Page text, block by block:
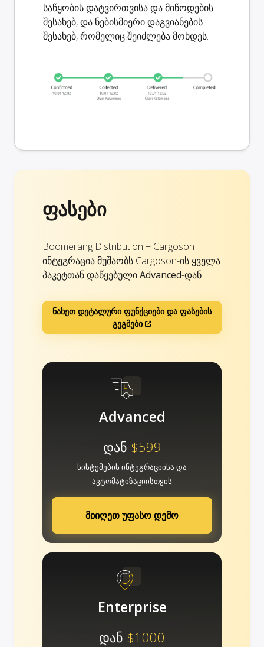
საწყობის დატვირთვისა და მიწოდების
შესახებ, და ნებისმიერი დაგვიანების
შესახებ, რომელიც შეიძლება მოხდეს.
ფასები
Boomerang Distribution + Cargoson
ინტეგრაცია მუშაობს Cargoson-ის ყველა
პაკეტთან დაწყებულიAdvanced-დან.
ნახეთ დეტალური ფუნქციები და ფასების
გეგმები
Advanced
დან $599
სისტემების ინტეგრაციისა და
ავტომატიზაციისთვის
მიიღეთ უფასო დემო
Enterprise
დან $1000